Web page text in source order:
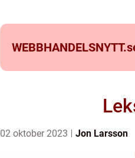
WEBBHANDELSNYTT.
02 oktober 2023 Jon Larsson